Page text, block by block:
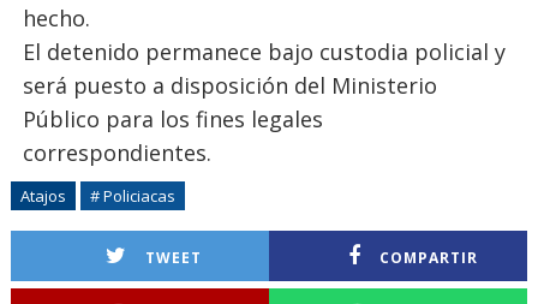
hecho.
El detenido permanece bajo custodia policial y
será puesto a disposición del Ministerio
Público para los fines legales
correspondientes.
Atajos # Policiacas
TWEET COMPARTIR